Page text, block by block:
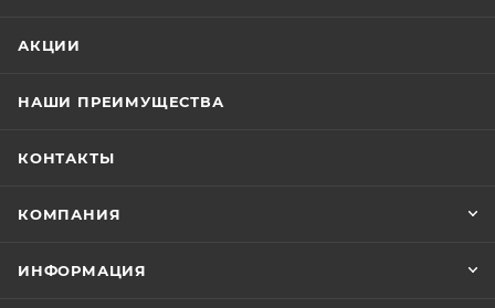
АКЦИИ
НАШИ ПРЕИМУЩЕСТВА
КОНТАКТЫ
КОМПАНИЯ
ИНФОРМАЦИЯ